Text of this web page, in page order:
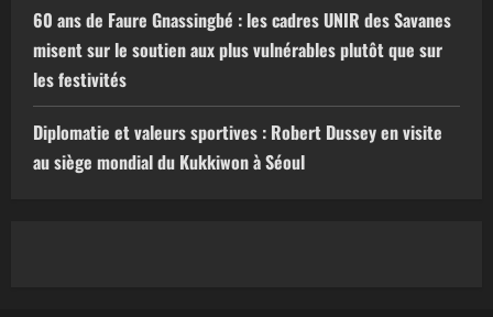
60 ans de Faure Gnassingbé : les cadres UNIR des Savanes
misent sur le soutien aux plus vulnérables plutôt que sur
les festivités
Diplomatie et valeurs sportives : Robert Dussey en visite
au siège mondial du Kukkiwon à Séoul